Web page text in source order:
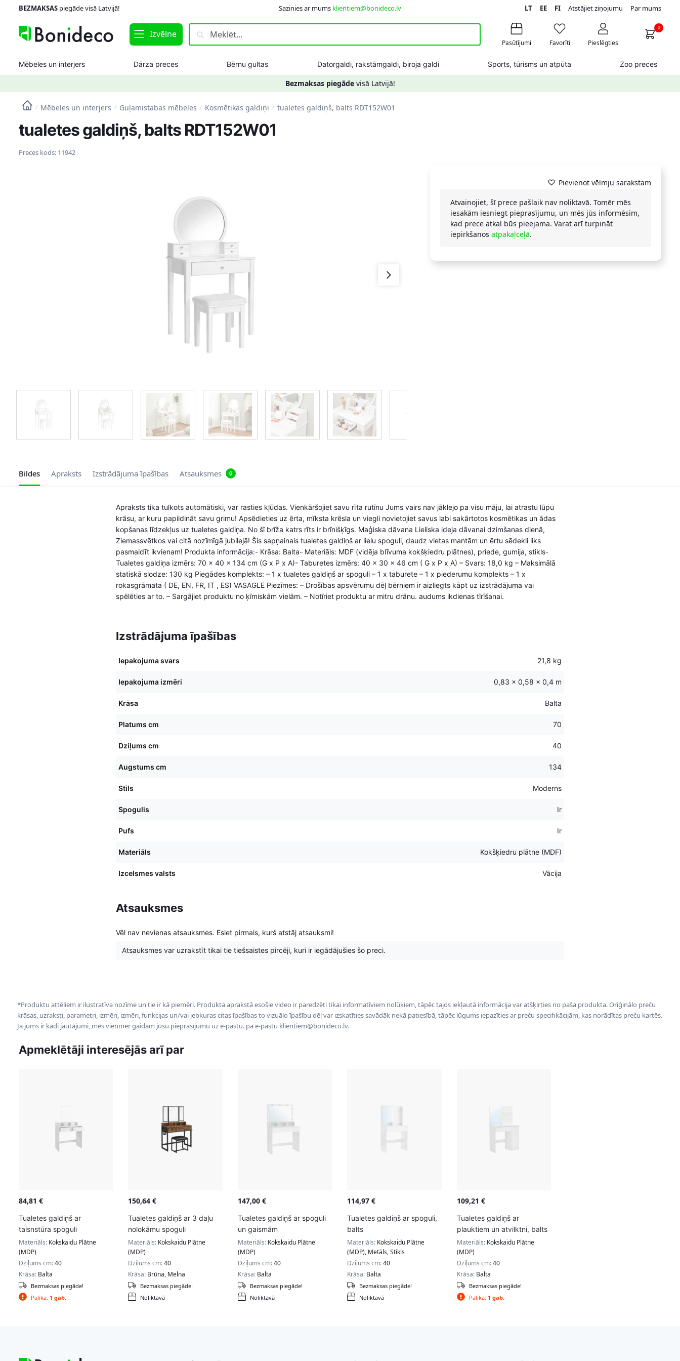
navigation
content
BEZMAKSASpiegāde visā Latvijā! Sazinies ar mums klientiem@bonideco.lv LT EE FIAtstājiet ziņojumu Par mums
Izvēlne
Meklēt:
Pasūtījumi Favorīti Pieslēgties
0
Mēbeles un interjers Dārza preces Bērnu gultas Datorgaldi, rakstāmgaldi, biroja galdi Sports, tūrisms un atpūta Zoo preces
Bezmaksas piegādevisā Latvijā!
/ Mēbeles un interjers / Guļamistabas mēbeles / Kosmētikas galdiņi / tualetes galdiņš, balts RDT152W01
tualetes galdiņš, balts RDT152W01
Preces kods: 11942
Pievienot vēlmju sarakstam
Atvainojiet, šī prece pašlaik nav noliktavā. Tomēr mēs
iesakām iesniegt pieprasījumu, un mēs jūs informēsim,
kad prece atkal būs pieejama. Varat arī turpināt
iepirkšanos atpakaļceļā.
Bildes Apraksts Izstrādājuma īpašības Atsauksmes 0
Apraksts tika tulkots automātiski, var rasties kļūdas. Vienkāršojiet savu rīta rutīnu Jums vairs nav jāklejo pa visu māju, lai atrastu lūpu
krāsu, ar kuru papildināt savu grimu! Apsēdieties uz ērta, mīksta krēsla un viegli novietojiet savus labi sakārtotos kosmētikas un ādas
kopšanas līdzekļus uz tualetes galdiņa. No šī brīža katrs rīts ir brīnišķīgs. Maģiska dāvana Lieliska ideja dāvanai dzimšanas dienā,
Ziemassvētkos vai citā nozīmīgā jubilejā! Šis sapņainais tualetes galdiņš ar lielu spoguli, daudz vietas mantām un ērtu sēdekli liks
pasmaidīt ikvienam! Produkta informācija:- Krāsa: Balta- Materiāls: MDF (vidēja blīvuma kokšķiedru plātnes), priede, gumija, stikls-
Tualetes galdiņa izmērs: 70 x 40 x 134 cm (G x P x A)- Taburetes izmērs: 40 x 30 x 46 cm ( G x P x A) – Svars: 18,0 kg – Maksimālā
statiskā slodze: 130 kg Piegādes komplekts: – 1 x tualetes galdiņš ar spoguli – 1 x taburete – 1 x piederumu komplekts – 1 x
rokasgrāmata ( DE, EN, FR, IT , ES) VASAGLE Piezīmes: – Drošības apsvērumu dēļ bērniem ir aizliegts kāpt uz izstrādājuma vai
spēlēties ar to. – Sargājiet produktu no ķīmiskām vielām. – Notīriet produktu ar mitru drānu. audums ikdienas tīrīšanai.
Izstrādājuma īpašības
Iepakojuma svars 21,8 kg
Iepakojuma izmēri 0,83 × 0,58 × 0,4 m
Krāsa Balta
Platums cm 70
Dziļums cm 40
Augstums cm 134
Stils Moderns
Spogulis Ir
Pufs Ir
Materiāls Kokšķiedru plātne (MDF)
Izcelsmes valsts Vācija
Atsauksmes
Vēl nav nevienas atsauksmes. Esiet pirmais, kurš atstāj atsauksmi!
Atsauksmes var uzrakstīt tikai tie tiešsaistes pircēji, kuri ir iegādājušies šo preci.
*Produktu attēliem ir ilustratīva nozīme un tie ir kā piemēri. Produkta aprakstā esošie video ir paredzēti tikai informatīviem nolūkiem, tāpēc tajos iekļautā informācija var atšķirties no paša produkta. Oriģinālo preču
krāsas, uzraksti, parametri, izmēri, izmēri, funkcijas un/vai jebkuras citas īpašības to vizuālo īpašību dēļ var izskatīties savādāk nekā patiesībā, tāpēc lūgums iepazīties ar preču specifikācijām, kas norādītas preču kartēs.
Ja jums ir kādi jautājumi, mēs vienmēr gaidām jūsu pieprasījumu uz e-pastu. pa e-pastu klientiem@bonideco.lv.
Apmeklētāji interesējās arī par
84,81 €
Tualetes galdiņš ar
taisnstūra spoguli
Materiāls: Kokskaidu Plātne
(MDP)
Dziļums cm:40
Krāsa: Balta
Palika: 1 gab.
Bezmaksas piegāde!
150,64€
Tualetes galdiņš ar 3 daļu
nolokāmu spoguli
Materiāls: Kokskaidu Plātne
(MDP)
Dziļums cm:40
Krāsa: Brūna, Melna
Noliktavā
Bezmaksas piegāde!
147,00 €
Tualetes galdiņš ar spoguli
un gaismām
Materiāls: Kokskaidu Plātne
(MDP)
Dziļums cm:40
Krāsa: Balta
Noliktavā
Bezmaksas piegāde!
114,97€
Tualetes galdiņš ar spoguli,
balts
Materiāls: Kokskaidu Plātne
(MDP), Metāls, Stikls
Dziļums cm:40
Krāsa: Balta
Noliktavā
Bezmaksas piegāde!
109,21 €
Tualetes galdiņš ar
plauktiem un atvilktni, balts
Materiāls: Kokskaidu Plātne
(MDP)
Dziļums cm:40
Krāsa: Balta
Palika: 1 gab.
Bezmaksas piegāde!